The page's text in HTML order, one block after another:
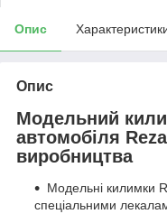
Опис
Опис
Модельний
автомобіля
виробництва
Модельні килимки
спеціальними